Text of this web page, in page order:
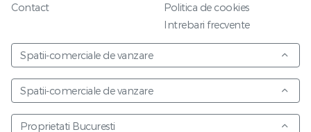
Contact
Politica de cookies
Intrebari frecvente
Spatii-comerciale de vanzare
Spatii-comerciale de vanzare
Proprietati Bucuresti